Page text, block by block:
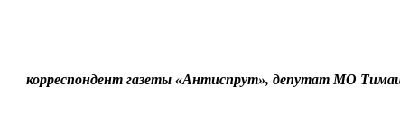
корреспондент газеты «Антиспрут», депутат МО